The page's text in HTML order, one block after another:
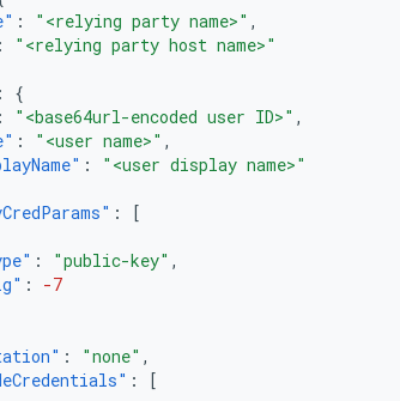
: "<relying party name>" ,
:
"<relying party host name>"
:
{
: "<base64url-encoded user ID>" ,
: "<user name>" ,
:
"<user display name>"
:
[
: "public-key" ,
:
-7
: "none" ,
:
[